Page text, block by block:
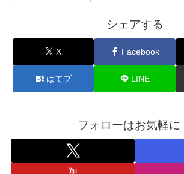
シェアする
X Facebook
はてブ LINE
フォローはお気軽に